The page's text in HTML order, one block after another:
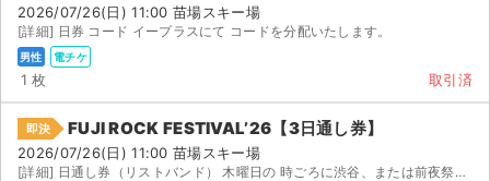
2026/07/26(日) 11:00 苗場スキー場
[詳細] 日券 コード イープラスにて コードを分配いたします。
男性 電チケ
1 枚 取引済
即決 FUJI ROCK FESTIVAL’26【3日通し券】
2026/07/26(日) 11:00 苗場スキー場
[詳細] 日通し券（リストバンド） 木曜日の 時ごろに渋谷、または前夜祭の 時ごろに会場や越後湯沢...